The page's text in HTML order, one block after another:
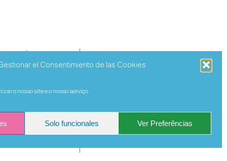
el Consentimiento de las Cookies
o nosso site e o nosso serviço
Solo funcionales Ver Preferências